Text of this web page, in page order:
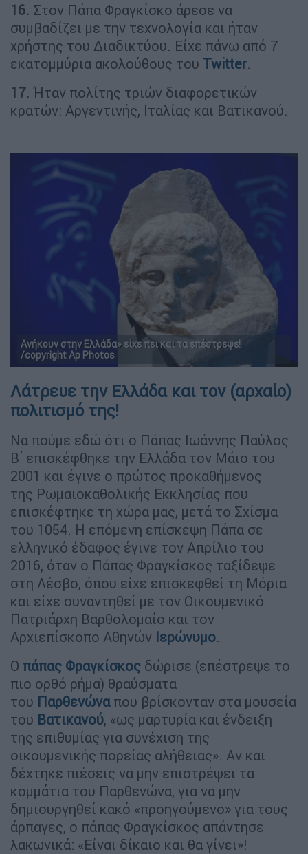
16. Στον Πάπα Φραγκίσκο άρεσε να
συμβαδίζει με την τεχνολογία και ήταν
χρήστης του Διαδικτύου. Είχε πάνω από 7
εκατομμύρια ακολούθους του Twitter.
17. Ήταν πολίτης τριών διαφορετικών
κρατών: Αργεντινής, Ιταλίας και Βατικανού.
Ανήκουν στην Ελλάδα» είχε πει και τα επέστρεψε!
/copyright Ap Photos
Λάτρευε την Ελλάδα και τον (αρχαίο)
πολιτισμό της!
Να πούμε εδώ ότι ο Πάπας Ιωάννης Παύλος
Β΄ επισκέφθηκε την Ελλάδα τον Μάιο του
2001 και έγινε ο πρώτος προκαθήμενος
της Ρωμαιοκαθολικής Εκκλησίας που
επισκέφτηκε τη χώρα μας, μετά το Σχίσμα
του 1054. Η επόμενη επίσκεψη Πάπα σε
ελληνικό έδαφος έγινε τον Απρίλιο του
2016, όταν ο Πάπας Φραγκίσκος ταξίδεψε
στη Λέσβο, όπου είχε επισκεφθεί τη Μόρια
και είχε συναντηθεί με τον Οικουμενικό
Πατριάρχη Βαρθολομαίο και τον
Αρχιεπίσκοπο Αθηνών Ιερώνυμο.
Ο πάπας Φραγκίσκος δώρισε (επέστρεψε το
πιο ορθό ρήμα) θραύσματα
του Παρθενώνα που βρίσκονταν στα μουσεία
του Βατικανού, «ως μαρτυρία και ένδειξη
της επιθυμίας για συνέχιση της
οικουμενικής πορείας αλήθειας». Αν και
δέχτηκε πιέσεις να μην επιστρέψει τα
κομμάτια του Παρθενώνα, για να μην
δημιουργηθεί κακό «προηγούμενο» για τους
άρπαγες, ο πάπας Φραγκίσκος απάντησε
λακωνικά: «Είναι δίκαιο και θα γίνει»!